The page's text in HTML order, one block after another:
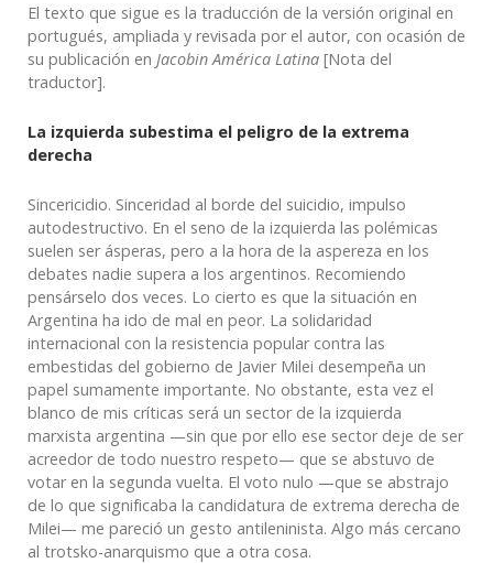
El texto que sigue es la traducción de la versión original en
portugués, ampliada y revisada por el autor, con ocasión de
su publicación en Jacobin América Latina [Nota del
traductor].
La izquierda subestima el peligro de la extrema
derecha
Sincericidio. Sinceridad al borde del suicidio, impulso
autodestructivo. En el seno de la izquierda las polémicas
suelen ser ásperas, pero a la hora de la aspereza en los
debates nadie supera a los argentinos. Recomiendo
pensárselo dos veces. Lo cierto es que la situación en
Argentina ha ido de mal en peor. La solidaridad
internacional con la resistencia popular contra las
embestidas del gobierno de Javier Milei desempeña un
papel sumamente importante. No obstante, esta vez el
blanco de mis críticas será un sector de la izquierda
marxista argentina —sin que por ello ese sector deje de ser
acreedor de todo nuestro respeto— que se abstuvo de
votar en la segunda vuelta. El voto nulo —que se abstrajo
de lo que significaba la candidatura de extrema derecha de
Milei— me pareció un gesto antileninista. Algo más cercano
al trotsko-anarquismo que a otra cosa.